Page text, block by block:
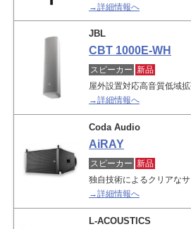
→詳細情報へ
JBL
CBT 1000E-WH
スピーカー 新品
屋外設置対応高音質低域
→詳細情報へ
Coda Audio
AiRAY
スピーカー 新品
独自技術によるクリアな
→詳細情報へ
L-ACOUSTICS